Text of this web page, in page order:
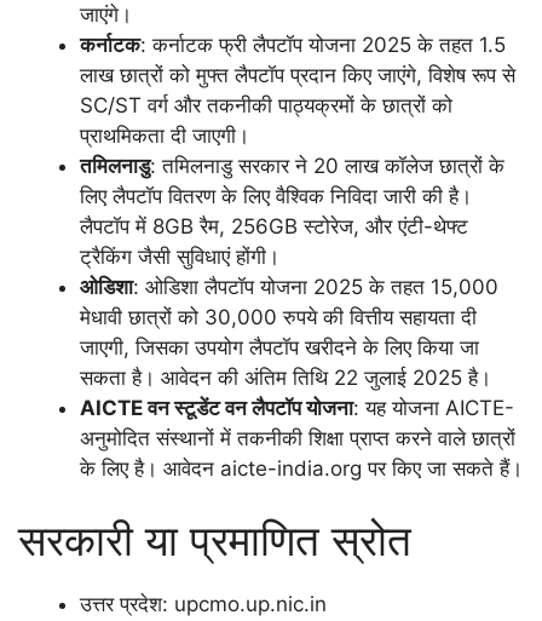
जाएंगे।
कर्नाटक: कर्नाटक फ्री लैपटॉप योजना 2025 के तहत 1.5
लाख छात्रों को मुफ्त लैपटॉप प्रदान किए जाएंगे, विशेष रूप से
SC/ST वर्ग और तकनीकी पाठ्यक्रमों के छात्रों को
प्राथमिकता दी जाएगी।
तमिलनाडु: तमिलनाडु सरकार ने 20 लाख कॉलेज छात्रों के
लिए लैपटॉप वितरण के लिए वैश्विक निविदा जारी की है।
लैपटॉप में 8GB रैम, 256GB स्टोरेज, और एंटी-थेफ्ट
ट्रैकिंग जैसी सुविधाएं होंगी।
ओडिशा: ओडिशा लैपटॉप योजना 2025 के तहत 15,000
मेधावी छात्रों को 30,000 रुपये की वित्तीय सहायता दी
जाएगी, जिसका उपयोग लैपटॉप खरीदने के लिए किया जा
सकता है। आवेदन की अंतिम तिथि 22 जुलाई 2025 है।
AICTE वन स्टूडेंट वन लैपटॉप योजना: यह योजना AICTE-
अनुमोदित संस्थानों में तकनीकी शिक्षा प्राप्त करने वाले छात्रों
के लिए है। आवेदन aicte-india.org पर किए जा सकते हैं।
सरकारी या प्रमाणित स्रोत
उत्तर प्रदेश: upcmo.up.nic.in